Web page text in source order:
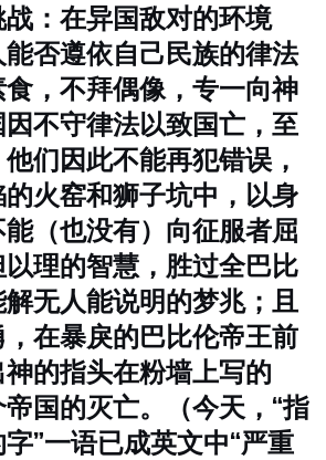
：在异国敌对的环境
否遵依自己民族的律法
，不拜偶像，专一向神
不守律法以致国亡，至
们因此不能再犯错误，
火窑和狮子坑中，以身
（也没有）向征服者屈
理的智慧，胜过全巴比
无人能说明的梦兆；且
在暴戾的巴比伦帝王前
的指头在粉墙上写的
国的灭亡。（今天，“指
”一语已成英文中“严重